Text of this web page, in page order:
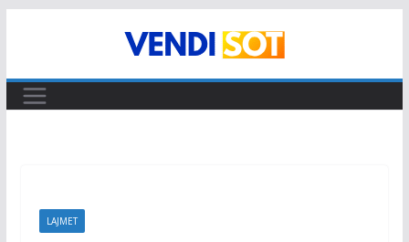
LAJMET